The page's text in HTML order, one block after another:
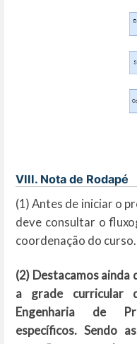
VIII. Nota de Rodapé
(1) Antes de iniciar o
deve consultar o
coordenação do curso.
(2) Destacamos ainda
a grade curricular
Engenharia de
específicos. Sendo